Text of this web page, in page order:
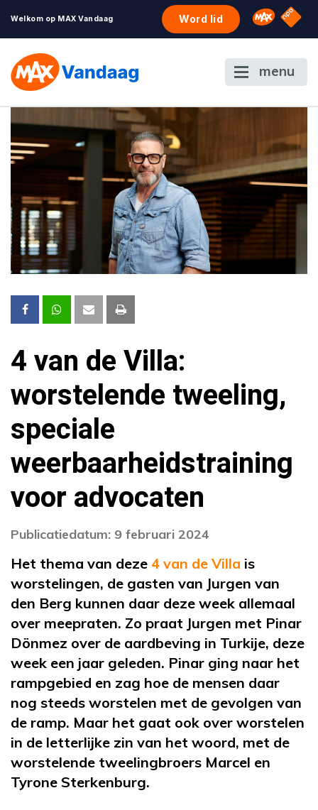
Welkom op MAX Vandaag Word lid Omroep
NPO
menu
4 van de Villa:
worstelende tweeling,
speciale
weerbaarheidstraining
voor advocaten
Publicatiedatum: 9 februari 2024
Het thema van deze 4 van de Villa is
worstelingen, de gasten van Jurgen van
den Berg kunnen daar deze week allemaal
over meepraten. Zo praat Jurgen met Pinar
Dönmez over de aardbeving in Turkije, deze
week een jaar geleden. Pinar ging naar het
rampgebied en zag hoe de mensen daar
nog steeds worstelen met de gevolgen van
de ramp. Maar het gaat ook over worstelen
in de letterlijke zin van het woord, met de
worstelende tweelingbroers Marcel en
Tyrone Sterkenburg.